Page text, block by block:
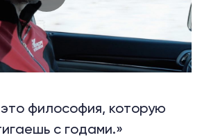
философия, которую
с годами.»